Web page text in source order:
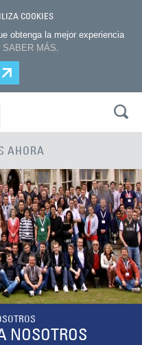
COOKIES
obtenga la mejor experiencia
SABER MÁS.
AHORA
NOSOTROS